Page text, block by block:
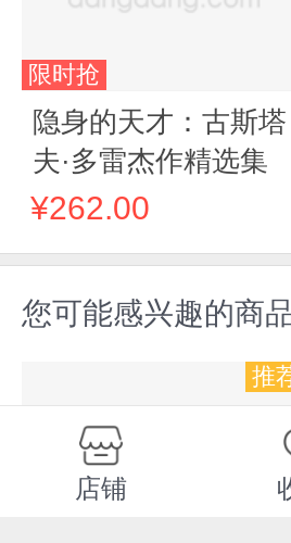
限时抢
隐身的天才：古斯塔
夫·多雷杰作精选集
¥262.00
您可能感兴趣的商
推
店铺